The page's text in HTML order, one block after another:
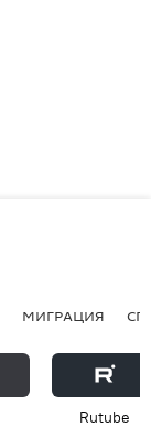
МИГРАЦИЯ
Rutube